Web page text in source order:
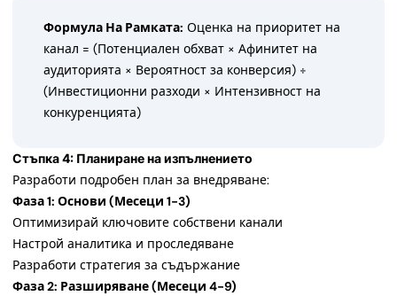
Формула На Рамката: Оценка на приоритет на
канал = (Потенциален обхват × Афинитет на
аудиторията × Вероятност за конверсия) ÷
(Инвестиционни разходи × Интензивност на
конкуренцията)
Стъпка 4: Планиране на изпълнението
Разработи подробен план за внедряване:
Фаза 1: Основи (Месеци 1-3)
Оптимизирай ключовите собствени канали
Настрой аналитика и проследяване
Разработи стратегия за съдържание
Фаза 2: Разширяване (Месеци 4-9)